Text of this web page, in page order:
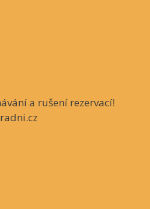
a rušení rezervací!